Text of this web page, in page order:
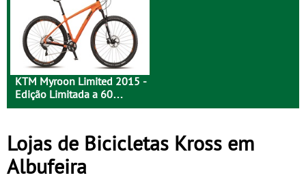
KTM Myroon Limited 2015 -
Edição Limitada a 60
Unidades
Lojas de Bicicletas Kross em
Albufeira